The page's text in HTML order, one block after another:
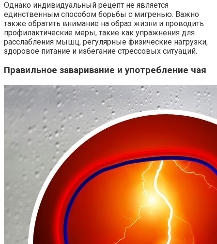
Однако индивидуальный рецепт не является
единственным способом борьбы с мигренью. Важно
также обратить внимание на образ жизни и проводить
профилактические меры, такие как упражнения для
расслабления мышц, регулярные физические нагрузки,
здоровое питание и избегание стрессовых ситуаций.
Правильное заваривание и употребление чая